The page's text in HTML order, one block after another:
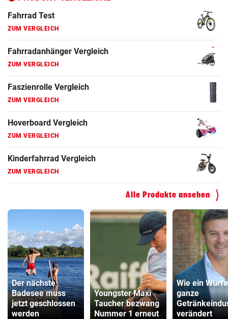
Fahrrad Test
ZUM VERGLEICH
Fahrradanhänger Vergleich
ZUM VERGLEICH
Faszienrolle Vergleich
ZUM VERGLEICH
Hoverboard Vergleich
ZUM VERGLEICH
Kinderfahrrad Vergleich
ZUM VERGLEICH
Alle Produkte ansehen
Der nächste
Badesee muss
jetzt geschlossen
werden
Youngster Maxi
Taucher bezwang
Nummer 1 erneut
Wie ein
ganze
verändert